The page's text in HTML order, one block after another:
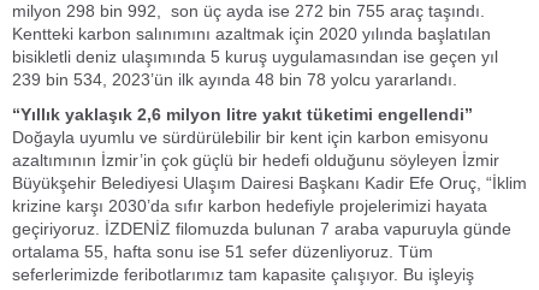
milyon 298 bin 992, son üç ayda ise 272 bin 755 araç taşındı.
Kentteki karbon salınımını azaltmak için 2020 yılında başlatılan
bisikletli deniz ulaşımında 5 kuruş uygulamasından ise geçen yıl
239 bin 534, 2023’ün ilk ayında 48 bin 78 yolcu yararlandı.
“Yıllık yaklaşık 2,6 milyon litre yakıt tüketimi engellendi”
Doğayla uyumlu ve sürdürülebilir bir kent için karbon emisyonu
azaltımının İzmir’in çok güçlü bir hedefi olduğunu söyleyen İzmir
Büyükşehir Belediyesi Ulaşım Dairesi Başkanı Kadir Efe Oruç, “İklim
krizine karşı 2030’da sıfır karbon hedefiyle projelerimizi hayata
geçiriyoruz. İZDENİZ filomuzda bulunan 7 araba vapuruyla günde
ortalama 55, hafta sonu ise 51 sefer düzenliyoruz. Tüm
seferlerimizde feribotlarımız tam kapasite çalışıyor. Bu işleyiş